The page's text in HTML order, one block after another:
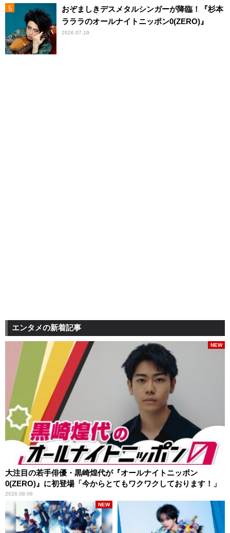
おぞましきデスメタルシンガーが降臨！『杉本
ラララのオールナイトニッポン0(ZERO)』
2026.07.19
エンタメの新着記事
大注目の若手俳優・黒崎煌代が『オールナイトニッポン
0(ZERO)』に初登場「今からとてもワクワクしております！」
2026.08.08
NEW
NEW